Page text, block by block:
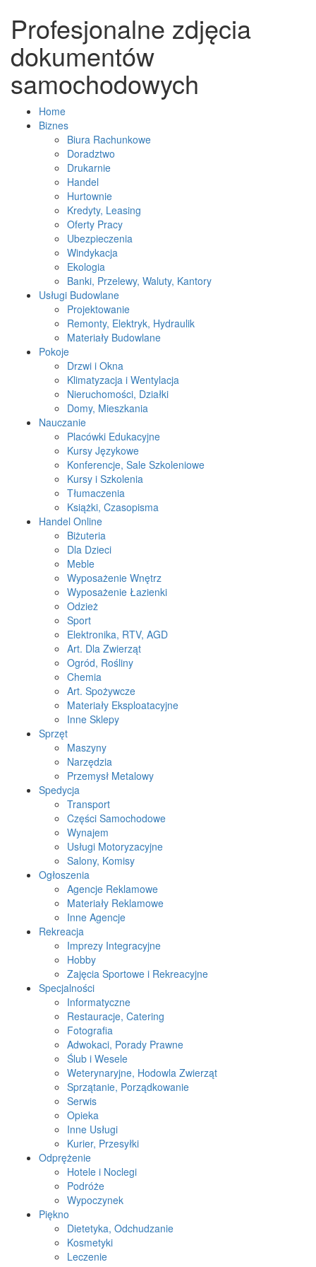
Profesjonalne zdjęcia
dokumentów
samochodowych
Home
Biznes
Biura Rachunkowe
Doradztwo
Drukarnie
Handel
Hurtownie
Kredyty, Leasing
Oferty Pracy
Ubezpieczenia
Windykacja
Ekologia
Banki, Przelewy, Waluty, Kantory
Usługi Budowlane
Projektowanie
Remonty, Elektryk, Hydraulik
Materiały Budowlane
Pokoje
Drzwi i Okna
Klimatyzacja i Wentylacja
Nieruchomości, Działki
Domy, Mieszkania
Nauczanie
Placówki Edukacyjne
Kursy Językowe
Konferencje, Sale Szkoleniowe
Kursy i Szkolenia
Tłumaczenia
Książki, Czasopisma
Handel Online
Biżuteria
Dla Dzieci
Meble
Wyposażenie Wnętrz
Wyposażenie Łazienki
Odzież
Sport
Elektronika, RTV, AGD
Art. Dla Zwierząt
Ogród, Rośliny
Chemia
Art. Spożywcze
Materiały Eksploatacyjne
Inne Sklepy
Sprzęt
Maszyny
Narzędzia
Przemysł Metalowy
Spedycja
Transport
Części Samochodowe
Wynajem
Usługi Motoryzacyjne
Salony, Komisy
Ogłoszenia
Agencje Reklamowe
Materiały Reklamowe
Inne Agencje
Rekreacja
Imprezy Integracyjne
Hobby
Zajęcia Sportowe i Rekreacyjne
Specjalności
Informatyczne
Restauracje, Catering
Fotografia
Adwokaci, Porady Prawne
Ślub i Wesele
Weterynaryjne, Hodowla Zwierząt
Sprzątanie, Porządkowanie
Serwis
Opieka
Inne Usługi
Kurier, Przesyłki
Odprężenie
Hotele i Noclegi
Podróże
Wypoczynek
Piękno
Dietetyka, Odchudzanie
Kosmetyki
Leczenie